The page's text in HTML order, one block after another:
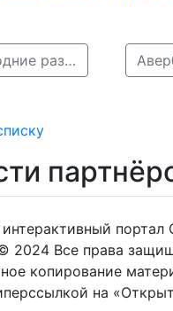
← Новогодние развлечения ждут посетителей нижегородских парков
интерактивный
Все права
копирование
на